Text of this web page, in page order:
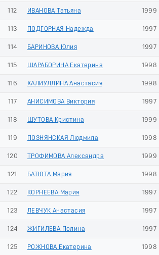
112 ИВАНОВА Татьяна 1999
113 ПОДГОРНАЯ Надежда 1997
114 БАРИНОВА Юлия 1997
115 ШАРАБОРИНА Екатерина 1998
116 ХАЛИУЛЛИНА Анастасия 1998
117 АНИСИМОВА Виктория 1997
118 ШУТОВА Кристина 1999
119 ПОЗНЯНСКАЯ Людмила 1998
120 ТРОФИМОВА Александра 1999
121 БАТЮТА Мария 1998
122 КОРНЕЕВА Мария 1997
123 ЛЕВЧУК Анастасия 1997
124 ЖИГИЛЕВА Полина 1997
125 РОЖНОВА Екатерина 1998